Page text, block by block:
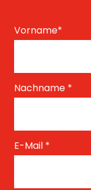
Vorname*
Nachname *
E-Mail *